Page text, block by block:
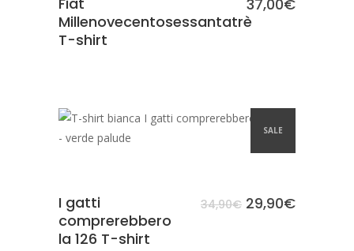
Millenovecentosessantatrè
T-shirt
37,00€
SALE
SCEGLI
I gatti
comprerebbero
la 126 T-shirt
34,90€ 29,90€